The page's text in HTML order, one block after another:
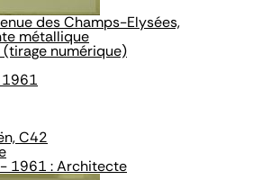
des Champs-Elysées,
métallique
numérique)
C42
1961 : Architecte